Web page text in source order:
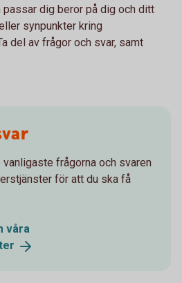
dig beror på dig och ditt
synpunkter kring
del av frågor och svar, samt
frågorna och svaren
för att du ska få
våra